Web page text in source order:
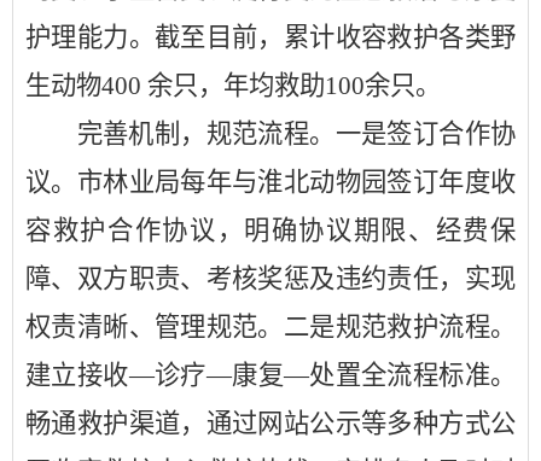
护理能力。截至目前，累计收容救护各类野
生动物400 余只，年均救助100余只。
完善机制，规范流程。 一是签订合作协
议。市林业局每年与淮北动物园签订年度收
容救护合作协议，明确协议期限、经费保
障、双方职责、考核奖惩及违约责任，实现
权责清晰、管理规范。二是规范救护流程。
建立接收—诊疗—康复—处置全流程标准。
畅通救护渠道，通过网站公示等多种方式公